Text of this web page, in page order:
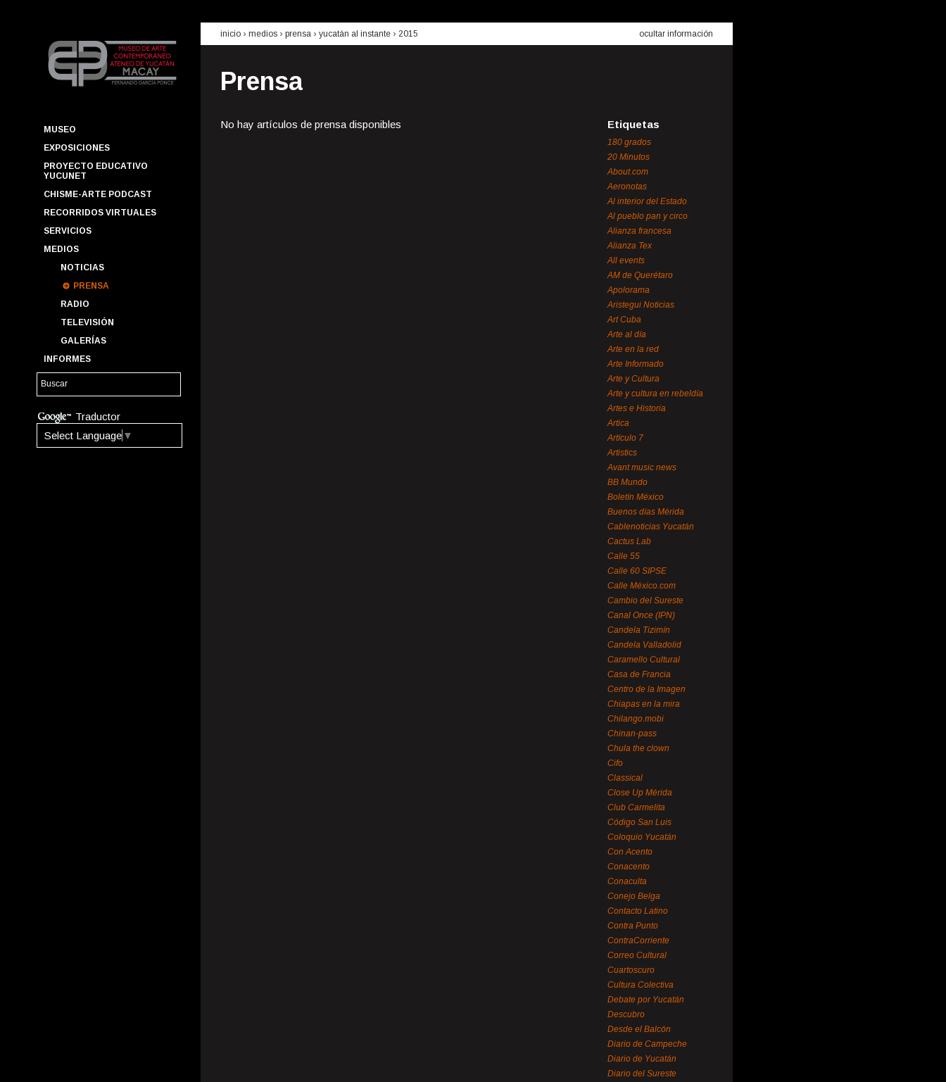
MUSEO
EXPOSICIONES
PROYECTO EDUCATIVO
YUCUNET
CHISME-ARTE PODCAST
RECORRIDOS VIRTUALES
SERVICIOS
MEDIOS
NOTICIAS
PRENSA
RADIO
TELEVISIÓN
GALERÍAS
INFORMES
Traductor
Select Language ▼
inicio › medios › prensa › yucatán al instante › 2015 ocultar información
Prensa
No hay artículos de prensa disponibles Etiquetas
180 grados
20 Minutos
About.com
Aeronotas
Al interior del Estado
Al pueblo pan y circo
Alianza francesa
Alianza Tex
All events
AM de Querétaro
Apolorama
Aristegui Noticias
Art Cuba
Arte al día
Arte en la red
Arte Informado
Arte y Cultura
Arte y cultura en rebeldía
Artes e Historia
Artica
Artículo 7
Artistics
Avant music news
BB Mundo
Boletín México
Buenos días Mérida
Cablenoticias Yucatán
Cactus Lab
Calle 55
Calle 60 SIPSE
Calle México.com
Cambio del Sureste
Canal Once (IPN)
Candela Tizimín
Candela Valladolid
Caramello Cultural
Casa de Francia
Centro de la Imagen
Chiapas en la mira
Chilango.mobi
Chinan-pass
Chula the clown
Cifo
Classical
Close Up Mérida
Club Carmelita
Código San Luis
Coloquio Yucatán
Con Acento
Conacento
Conaculta
Conejo Belga
Contacto Latino
Contra Punto
ContraCorriente
Correo Cultural
Cuartoscuro
Cultura Colectiva
Debate por Yucatán
Descubro
Desde el Balcón
Diario de Campeche
Diario de Yucatán
Diario del Sureste